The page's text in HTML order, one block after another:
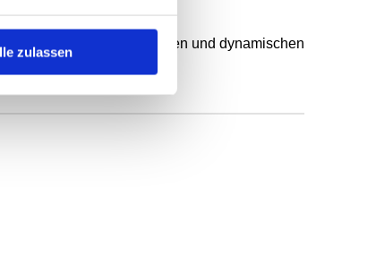
zulassen
in statischen und dynamischen